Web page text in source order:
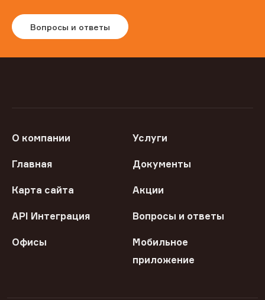
Вопросы и ответы
О компании Услуги
Главная Документы
Карта сайта Акции
API Интеграция Вопросы и ответы
Офисы
Мобильное
приложение